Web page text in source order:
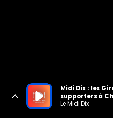
Midi Dix : les
supporters à
suspens
Le Midi Dix